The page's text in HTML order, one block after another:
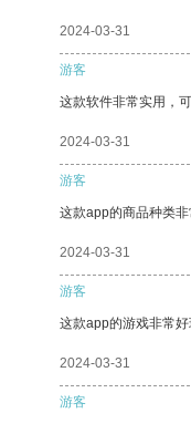
2024-03-31
游客
这款软件非常实用，
2024-03-31
游客
这款app的商品种类非
2024-03-31
游客
这款app的游戏非常好
2024-03-31
游客